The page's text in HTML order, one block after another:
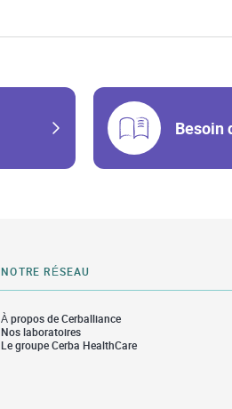
Besoin
NOTRE RÉSEAU
À propos de Cerballiance
Nos laboratoires
Le groupe Cerba HealthCare